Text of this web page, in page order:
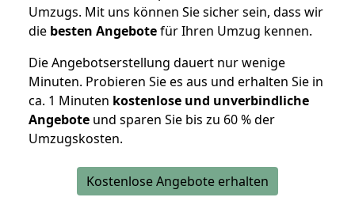
Umzugs. Mit uns können Sie sicher sein, dass wir
die besten Angebotefür Ihren Umzug kennen.
Die Angebotserstellung dauert nur wenige
Minuten. Probieren Sie es aus und erhalten Sie in
ca. 1 Minuten kostenlose und unverbindliche
Angebote und sparen Sie bis zu 60 % der
Umzugskosten.
Kostenlose Angebote erhalten